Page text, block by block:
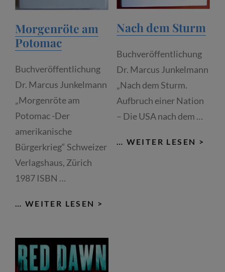
Morgenröte am
Potomac
Buchveröffentlichung
Dr. Marcus Junkelmann
„Morgenröte am
Potomac -Der
amerikanische
Bürgerkrieg“ Schweizer
Verlagshaus, Zürich
1987 ISBN …
… WEITER LESEN >
Nach dem Sturm
Buchveröffentlichung
Dr. Marcus Junkelmann
„Nach dem Sturm.
Aufbruch einer Nation
– Die USA nach dem …
… WEITER LESEN >